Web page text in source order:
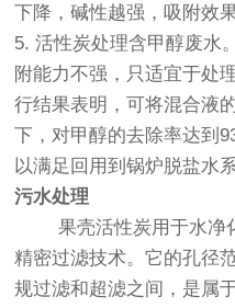
下降，碱性越强，吸附效果
5. 活性炭处理含甲醇废水
附能力不强，只适宜于处
行结果表明，可将混合液
下，对甲醇的去除率达到
以满足回用到锅炉脱盐水
污水处理
果壳活性炭用于水净化
精密过滤技术。它的孔径
规过滤和超滤之间，是属